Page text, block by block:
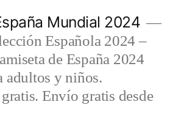
Mundial 2024
Española 2024 –
de España 2024
adultos y niños.
Envío gratis desde